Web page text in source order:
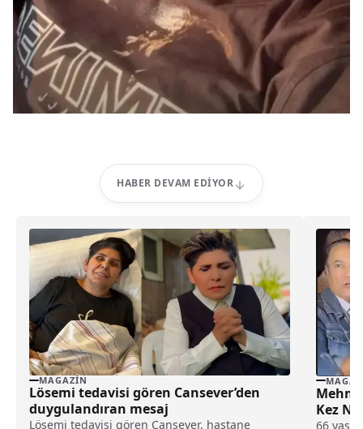
HABER DEVAM EDIYOR
MAGAZIN
Lösemi tedavisi gören Cansever’den
duygulandıran mesaj
Lösemi tedavisi gören Cansever, hastane
Kez
66